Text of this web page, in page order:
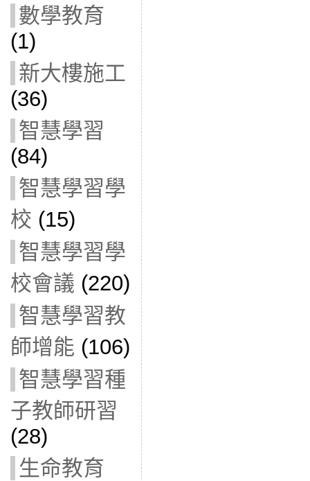
數學教育
(1)
新大樓施工
(36)
智慧學習
(84)
智慧學習學
校 (15)
智慧學習學
校會議 (220)
智慧學習教
師增能 (106)
智慧學習種
子教師研習
(28)
生命教育